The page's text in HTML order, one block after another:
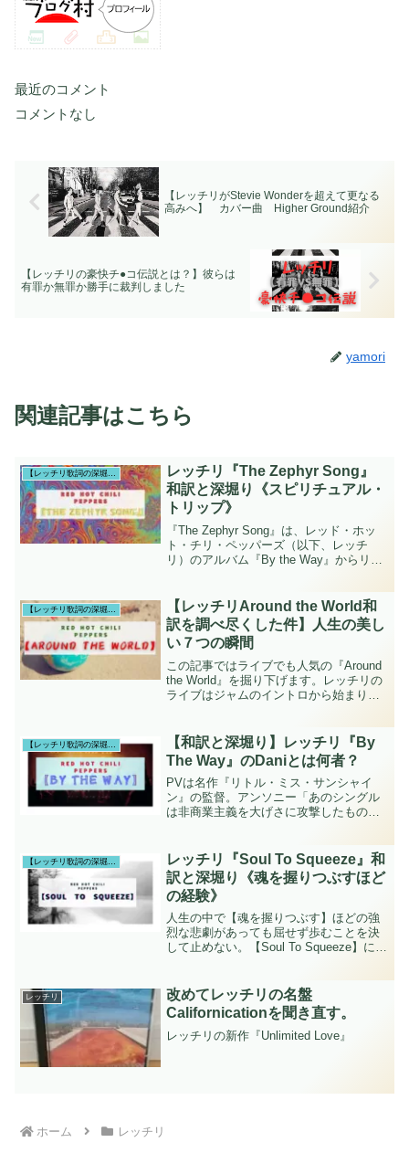
最近のコメント
コメントなし
【レッチリがStevie Wonderを超えて更なる
高みへ】 カバー曲 Higher Ground紹介
【レッチリの豪快チ●コ伝説とは？】彼らは
有罪か無罪か勝手に裁判しました
yamori
関連記事はこちら
【レッチリ歌詞の深堀り】
レッチリ『The Zephyr Song』
和訳と深堀り《スピリチュアル・
トリップ》
『The Zephyr Song』は、レッド・ホッ
ト・チリ・ペッパーズ（以下、レッチ
リ）のアルバム『By the Way』からリリ
れています。スピリチュアルな力との
つ...
【レッチリAround the World和
訳を調べ尽くした件】人生の美し
い７つの瞬間
この記事ではライブでも人気の『Around
the World』を掘り下げます。レッチリの
ライブはジャムのイントロから始まりま
ァンの間では...
【和訳と深堀り】レッチリ『By
The Way』のDaniとは何者？
PVは名作『リトル・ミス・サンシャイ
ン』の監督。アンソニー「あのシングル
は非商業主義を大げさに攻撃したものだ
The Way】の歌詞の内容を詳しく知りた
い方へ。
【レッチリ歌詞の深堀り】
レッチリ『Soul To Squeeze』和
訳と深堀り《魂を握りつぶすほど
の経験》
人生の中で【魂を握りつぶす】ほどの強
烈な悲劇があっても屈せず歩むことを決
して止めない。【Soul To Squeeze】には
りたい方へ
レッチリ
改めてレッチリの名盤
Californicationを聞き直す。
レッチリの新作『Unlimited Love』
ホーム レッチリ